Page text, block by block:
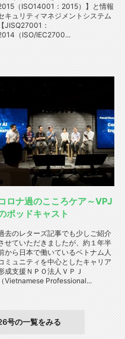
（ISO14001：2015）】と情報
キュリティマネジメントシステム
【JISQ27001：
（ISO/IEC2700...
ロナ過のこころケア～VPJ
ポッドキャスト
去のレターズ記事でも少しご紹介
せていただきましたが、約１年半
から日本で働いているベトナム人
ミュニティを中心としたキャリア
成支援ＮＰＯ法人ＶＰＪ
（Vietnamese Professional...
号の一覧をみる